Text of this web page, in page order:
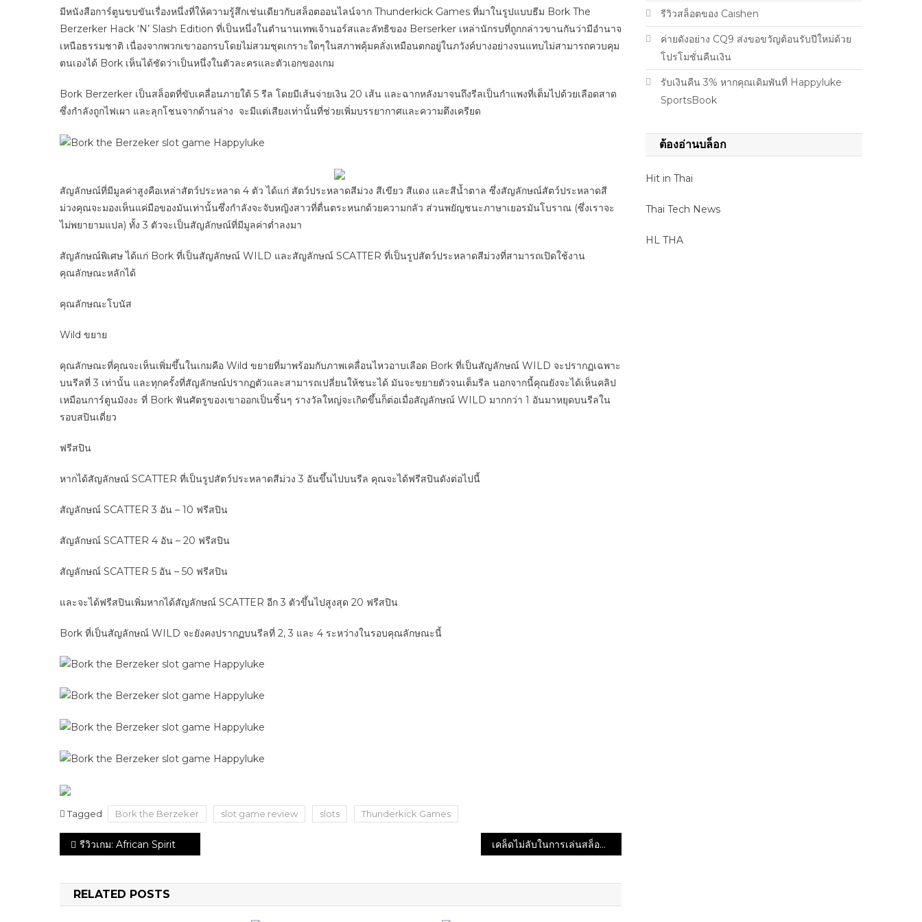
มีหนังสือการ์ตูนขบขันเรื่องหนึ่งที่ให้ความรู้สึกเช่นเดียวกับสล็อตออนไลน์จาก Thunderkick Games ที่มาในรูปแบบธีม Bork The
Berzerker Hack ‘N’ Slash Edition ที่เป็นหนึ่งในตำนานเทพเจ้านอร์สและลัทธิของ Berserker เหล่านักรบที่ถูกกล่าวขานกันว่ามีอำนาจ
เหนือธรรมชาติ เนื่องจากพวกเขาออกรบโดยไม่สวมชุดเกราะใดๆในสภาพคุ้มคลั่งเหมือนตกอยู่ในภวังค์บางอย่างจนแทบไม่สามารถควบคุม
ตนเองได้ Bork เห็นได้ชัดว่าเป็นหนึ่งในตัวละครและตัวเอกของเกม
Bork Berzerker เป็นสล็อตที่ขับเคลื่อนภายใต้ 5 รีล โดยมีเส้นจ่ายเงิน 20 เส้น และฉากหลังมาจนถึงรีลเป็นกำแพงที่เต็มไปด้วยเลือดสาด
ซึ่งกำลังถูกไฟเผา และลุกโชนจากด้านล่าง จะมีแต่เสียงเท่านั้นที่ช่วยเพิ่มบรรยากาศและความตึงเครียด
สัญลักษณ์ที่มีมูลค่าสูงคือเหล่าสัตว์ประหลาด 4 ตัว ได้แก่ สัตว์ประหลาดสีม่วง สีเขียว สีแดง และสีน้ำตาล ซึ่งสัญลักษณ์สัตว์ประหลาดสี
ม่วงคุณจะมองเห็นแค่มือของมันเท่านั้นซึ่งกำลังจะจับหญิงสาวที่ตื่นตระหนกด้วยความกลัว ส่วนพยัญชนะภาษาเยอรมันโบราณ (ซึ่งเราจะ
ไม่พยายามแปล) ทั้ง 3 ตัวจะเป็นสัญลักษณ์ที่มีมูลค่าต่ำลงมา
สัญลักษณ์พิเศษ ได้แก่ Bork ที่เป็นสัญลักษณ์ WILD และสัญลักษณ์ SCATTER ที่เป็นรูปสัตว์ประหลาดสีม่วงที่สามารถเปิดใช้งาน
คุณลักษณะหลักได้
คุณลักษณะโบนัส
Wild ขยาย
คุณลักษณะที่คุณจะเห็นเพิ่มขึ้นในเกมคือ Wild ขยายที่มาพร้อมกับภาพเคลื่อนไหวอาบเลือด Bork ที่เป็นสัญลักษณ์ WILD จะปรากฏเฉพาะ
บนรีลที่ 3 เท่านั้น และทุกครั้งที่สัญลักษณ์ปรากฏตัวและสามารถเปลี่ยนให้ชนะได้ มันจะขยายตัวจนเต็มรีล นอกจากนี้คุณยังจะได้เห็นคลิป
เหมือนการ์ตูนมังงะ ที่ Bork ฟันศัตรูของเขาออกเป็นชิ้นๆ รางวัลใหญ่จะเกิดขึ้นก็ต่อเมื่อสัญลักษณ์ WILD มากกว่า 1 อันมาหยุดบนรีลใน
รอบสปินเดี่ยว
ฟรีสปิน
หากได้สัญลักษณ์ SCATTER ที่เป็นรูปสัตว์ประหลาดสีม่วง 3 อันขึ้นไปบนรีล คุณจะได้ฟรีสปินดังต่อไปนี้
สัญลักษณ์ SCATTER 3 อัน – 10 ฟรีสปิน
สัญลักษณ์ SCATTER 4 อัน – 20 ฟรีสปิน
สัญลักษณ์ SCATTER 5 อัน – 50 ฟรีสปิน
และจะได้ฟรีสปินเพิ่มหากได้สัญลักษณ์ SCATTER อีก 3 ตัวขึ้นไปสูงสุด 20 ฟรีสปิน
Bork ที่เป็นสัญลักษณ์ WILD จะยังคงปรากฏบนรีลที่ 2, 3 และ 4 ระหว่างในรอบคุณลักษณะนี้
Tagged Bork the Berzeker slot game review slots Thunderkick Games
Post
รีวิวเกม: African Spirit เคล็ดไม่ลับในการเล่นสล็อตยังไงให้ชนะ!
RELATED POSTS
รีวิวสล็อตของ Caishen
ค่ายดังอย่าง CQ9 ส่งขอขวัญต้อนรับปีใหม่ด้วย
โปรโมชั่นคืนเงิน
รับเงินคืน 3% หากคุณเดิมพันที่ Happyluke
SportsBook
ต้องอ่านบล็อก
Hit in Thai
Thai Tech News
HL THA